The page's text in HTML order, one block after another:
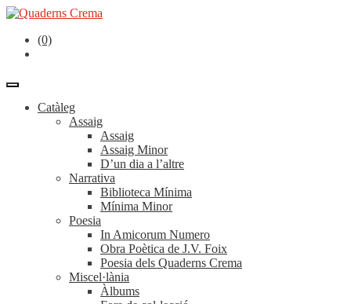
(0)
Catàleg
Assaig
Assaig
Assaig Minor
D’un dia a l’altre
Narrativa
Biblioteca Mínima
Mínima Minor
Poesia
In Amicorum Numero
Obra Poètica de J.V. Foix
Poesia dels Quaderns Crema
Miscel·lània
Àlbums